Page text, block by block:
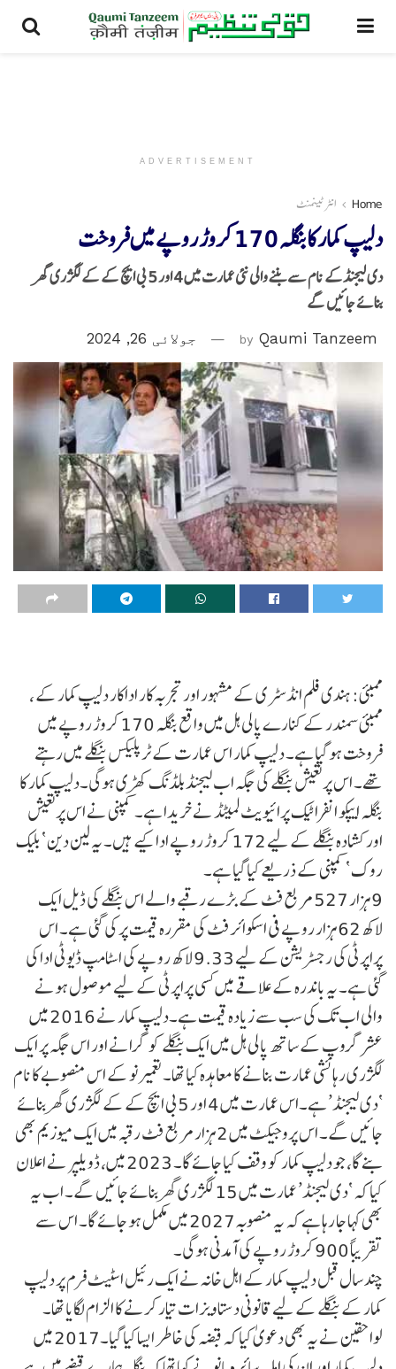
ADVERTISEMENT
Home انٹرٹینمنٹ
دلیپ کمارکابنگلہ 170 کروڑ روپے میں فروخت
دی لیجنڈکے نام سے بننے والی نئی عمارت میں 4 اور 5 بی ایچ کے کے لگژری گھر
بنائے جائیں گے
by Qaumi Tanzeem جولائی 26, 2024
ممبئی: ہندی فلم انڈسٹری کے مشہور اور تجربہ کار اداکار دلیپ کمار کے ،
ممبئی سمندر کے کنارے پالی ہل میں واقع بنگلہ 170 کروڑ روپے میں
فروخت ہو گیا ہے۔ دلیپ کمار اس عمارت کے ٹرپلیکس بنگلے میں رہتے
تھے۔ اس پرتعیش بنگلے کی جگہ اب لیجنڈ بلڈنگ کھڑی ہوگی۔دلیپ کمار کا
بنگلہ ایپکو انفراٹیک پرائیویٹ لمیٹڈ نے خریدا ہے۔ کمپنی نے اس پرتعیش
اور کشادہ بنگلے کے لیے 172 کروڑ روپے ادا کیے ہیں۔ یہ لین دین ‘ بلیک
روک ‘ کمپنی کے ذریعے کیا گیا ہے۔
9 ہزار 527 مربع فٹ کے بڑے رقبے والے اس بنگلے کی ڈیل ایک
لاکھ 62 ہزار روپے فی اسکوائر فٹ کی مقررہ قیمت پر کی گئی ہے۔ اس
پراپرٹی کی رجسٹریشن کے لیے 9.33 لاکھ روپے کی اسٹامپ ڈیوٹی ادا کی
گئی ہے۔ یہ باندرہ کے علاقے میں کسی پراپرٹی کے لیے موصول ہونے
والی اب تک کی سب سے زیادہ قیمت ہے۔دلیپ کمار نے 2016 میں
عشر گروپ کے ساتھ پالی ہل میں ایک بنگلے کو گرانے اور اس جگہ پر ایک
لگژری رہائشی عمارت بنانے کا معاہدہ کیا تھا۔ تعمیر نو کے اس منصوبے کا نام
‘دی لیجنڈ’ ہے۔اس عمارت میں 4 اور 5 بی ایچ کے کے لگژری گھر بنائے
جائیں گے۔ اس پروجیکٹ میں 2 ہزار مربع فٹ رقبہ میں ایک میوزیم بھی
بنے گا، جو دلیپ کمار کو وقف کیا جائے گا۔ 2023 میں، ڈویلپر نے اعلان
کیا کہ ‘دی لیجنڈ’ عمارت میں 15 لگژری گھر بنائے جائیں گے۔ اب یہ
بھی کہا جا رہا ہے کہ یہ منصوبہ 2027 میں مکمل ہو جائے گا۔ اس سے
تقریباً 900 کروڑ روپے کی آمدنی ہوگی۔
چند سال قبل دلیپ کمار کے اہل خانہ نے ایک رئیل اسٹیٹ فرم پر دلیپ
کمار کے بنگلے کے لیے قانونی دستاویزات تیار کرنے کا الزام لگایا تھا۔
لواحقین نے یہ بھی دعویٰ کیا کہ قبضہ کی خاطر ایسا کیا گیا۔2017 میں